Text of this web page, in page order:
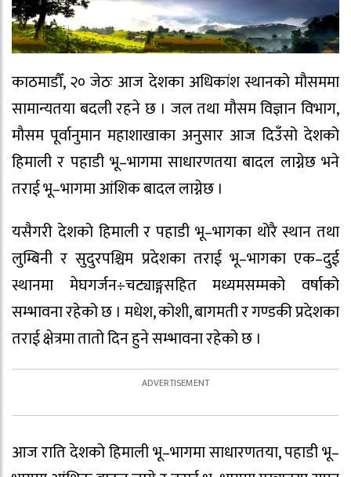
काठमाडौँ, २० जेठः आज देशका अधिकांश स्थानको मौसममा
सामान्यतया बदली रहने छ । जल तथा मौसम विज्ञान विभाग,
मौसम पूर्वानुमान महाशाखाका अनुसार आज दिउँसो देशको
हिमाली र पहाडी भू–भागमा साधारणतया बादल लाग्नेछ भने
तराई भू–भागमा आंशिक बादल लाग्नेछ ।
यसैगरी देशको हिमाली र पहाडी भू–भागका थोरै स्थान तथा
लुम्बिनी र सुदुरपश्चिम प्रदेशका तराई भू–भागका एक–दुई
स्थानमा मेघगर्जन÷चट्याङ्गसहित मध्यमसम्मको वर्षाको
सम्भावना रहेको छ । मधेश, कोशी, बागमती र गण्डकी प्रदेशका
तराई क्षेत्रमा तातो दिन हुने सम्भावना रहेको छ ।
आज राति देशको हिमाली भू–भागमा साधारणतया, पहाडी भू–